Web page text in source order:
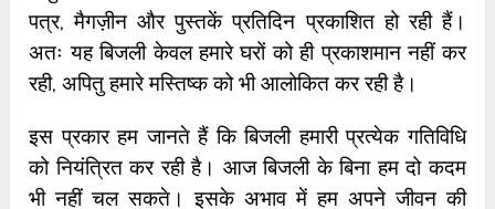
पत्र, मैगज़ीन और पुस्तकें प्रतिदिन प्रकाशित हो रही हैं।
अतः यह बिजली केवल हमारे घरों को ही प्रकाशमान नहीं कर
रही, अपितु हमारे मस्तिष्क को भी आलोकित कर रही है।
इस प्रकार हम जानते हैं कि बिजली हमारी प्रत्येक गतिविधि
को नियंत्रित कर रही है। आज बिजली के बिना हम दो कदम
भी नहीं चल सकते। इसके अभाव में हम अपने जीवन की